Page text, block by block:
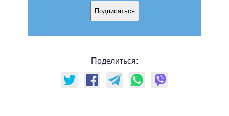
Подписаться
Поделиться: